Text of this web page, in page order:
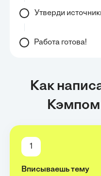
Утверди
Работа готова!
Как
Кэмпом
1
Вписываешь тему